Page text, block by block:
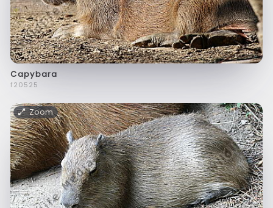
Capybara
f20525
Zoom